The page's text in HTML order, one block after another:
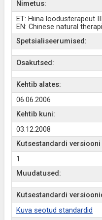
Nimetus:
ET: Hiina loodusterapeut III
EN: Chinese natural
Spetsialiseerumised:
Osakutsed:
Kehtib alates:
06.06.2006
Kehtib kuni:
03.12.2008
Kutsestandardi versiooni
1
Muudatused:
Kutsestandardi
Kuva seotud standardid